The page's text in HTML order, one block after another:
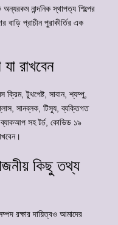
নান্দনিক স্থাপত্য শিল্পের
বাড়ি প্রাচীন পুরাকীর্তির এক
যা রাখবেন
ক্রিম, টুথপেষ্ট, সাবান, শ্যম্পু,
সানব্লক, টিস্যু, ব্যক্তিগত
ব্যাকআপ সহ টর্চ, কোভিড ১৯
কিছু তথ্য
রক্ষার দায়িত্বও আমাদের